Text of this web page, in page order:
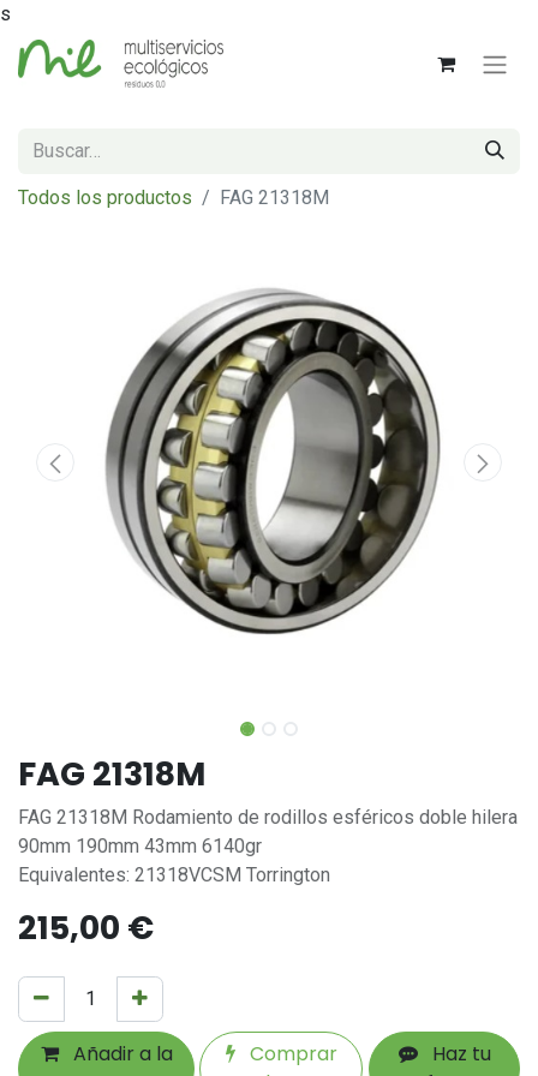
s
Todos los productos FAG 21318M
FAG 21318M
FAG 21318M Rodamiento de rodillos esféricos doble hilera
90mm 190mm 43mm 6140gr
Equivalentes: 21318VCSM Torrington
215,00 €
Añadir a la
Comprar
Haz tu